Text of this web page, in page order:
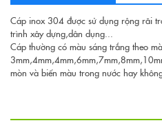
Cáp inox 304 được sử dụng rộng rãi
trình xây dựng,dân dụng...
Cáp thường có màu sáng trắng theo
mòn và biến màu trong nước hay